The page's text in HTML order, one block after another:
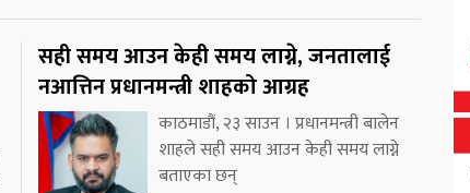
सही समय आउन केही समय लाग्ने, जनतालाई
नआत्तिन प्रधानमन्त्री शाहको आग्रह
काठमाडौं, २३ साउन । प्रधानमन्त्री बालेन
शाहले सही समय आउन केही समय लाग्ने
बताएका छन्